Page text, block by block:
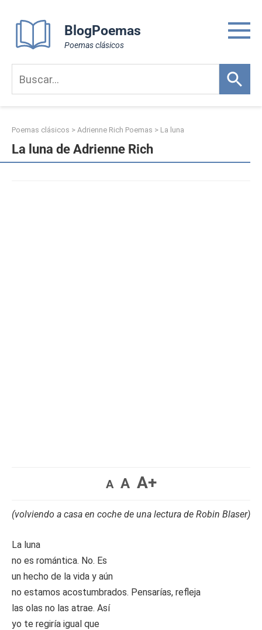
content
BlogPoemas
Poemas clásicos
Poemas clásicos > Adrienne Rich Poemas > La luna
La luna de Adrienne Rich
A A A+
(volviendo a casa en coche de una lectura de Robin Blaser)
La luna
no es romántica. No. Es
un hecho de la vida y aún
no estamos acostumbrados. Pensarías, refleja
las olas no las atrae. Así
yo te regiría igual que